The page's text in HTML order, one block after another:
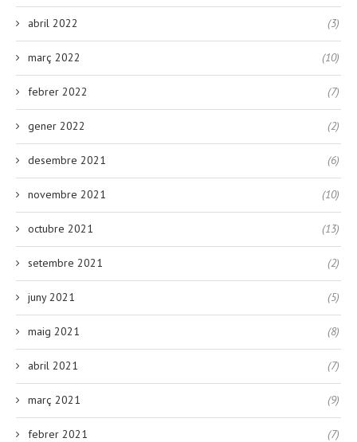
abril 2022 (3)
març 2022 (10)
febrer 2022 (7)
gener 2022 (2)
desembre 2021 (6)
novembre 2021 (10)
octubre 2021 (13)
setembre 2021 (2)
juny 2021 (5)
maig 2021 (8)
abril 2021 (7)
març 2021 (9)
febrer 2021 (7)